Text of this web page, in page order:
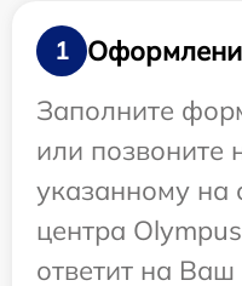
1
Заполните
или позвоните
указанному на
центра
ответит на